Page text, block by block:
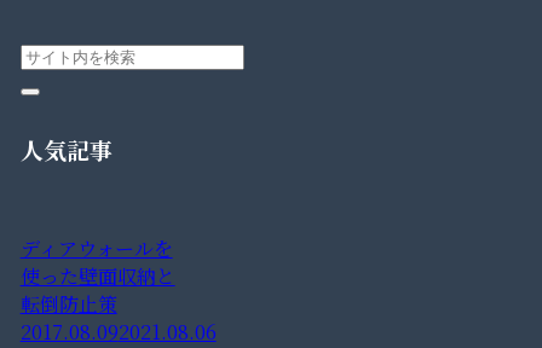
人気記事
ディアウォールを
使った壁面収納と
転倒防止策
2017.08.092021.08.06